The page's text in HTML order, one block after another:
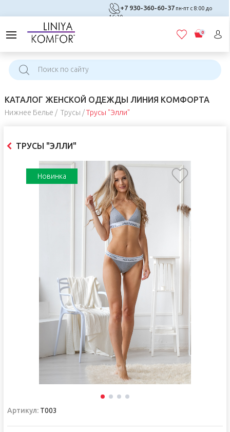
+7 930-360-60-37 пн-пт с 8:00 до
16:30
0
КАТАЛОГ ЖЕНСКОЙ ОДЕЖДЫ ЛИНИЯ КОМФОРТА
Нижнее Белье Трусы Трусы "Элли"
ТРУСЫ "ЭЛЛИ"
Новинка
Артикул: Т003